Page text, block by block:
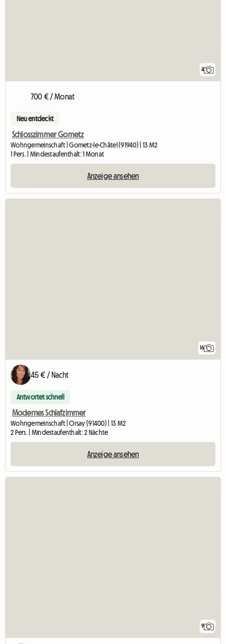
4
700 € / Monat
Neu entdeckt
Schlosszimmer Gometz
Wohngemeinschaft | Gometz-le-Châtel (91940) | 13 M2
1 Pers. | Mindestaufenthalt: 1 Monat
Anzeige ansehen
16
45 € / Nacht
Antwortet schnell
Modernes Schlafzimmer
Wohngemeinschaft | Orsay (91400) | 13 M2
2 Pers. | Mindestaufenthalt: 2 Nächte
Anzeige ansehen
9